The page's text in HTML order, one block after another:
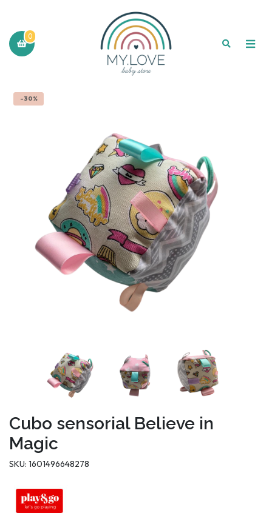
0
-30%
Cubo sensorial Believe in
Magic
SKU: 1601496648278